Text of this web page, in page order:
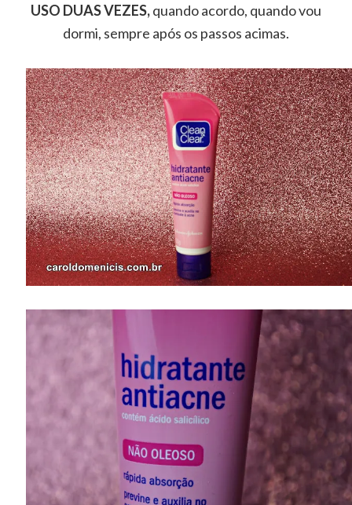
USO DUAS VEZES,quando acordo, quando vou
dormi, sempre após os passos acimas.